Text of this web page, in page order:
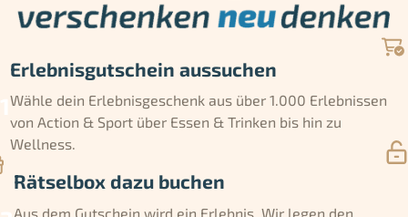
Erlebnisgutschein aussuchen
Wähle dein Erlebnisgeschenk aus über 1.000 Erlebnissen
von Action & Sport über Essen & Trinken bis hin zu
Wellness.
Rätselbox dazu buchen
Aus dem Gutschein wird ein Erlebnis. Wir legen den